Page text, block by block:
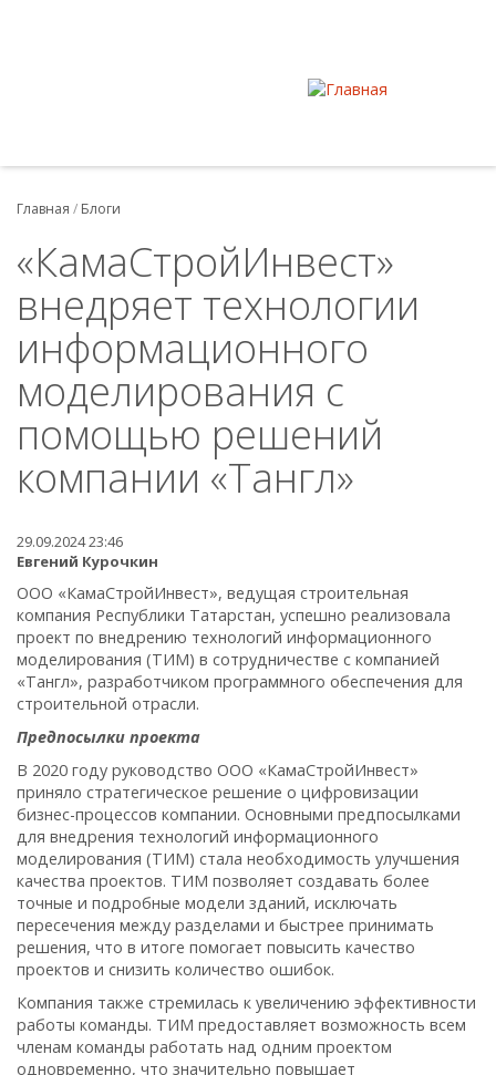
Главная / Блоги
«КамаСтройИнвест»
внедряет технологии
информационного
моделирования с
помощью решений
компании «Тангл»
29.09.2024 23:46
Евгений Курочкин
ООО «КамаСтройИнвест», ведущая строительная
компания Республики Татарстан, успешно реализовала
проект по внедрению технологий информационного
моделирования (ТИМ) в сотрудничестве с компанией
«Тангл», разработчиком программного обеспечения для
строительной отрасли.
Предпосылки проекта
В 2020 году руководство ООО «КамаСтройИнвест»
приняло стратегическое решение о цифровизации
бизнес-процессов компании. Основными предпосылками
для внедрения технологий информационного
моделирования (ТИМ) стала необходимость улучшения
качества проектов. ТИМ позволяет создавать более
точные и подробные модели зданий, исключать
пересечения между разделами и быстрее принимать
решения, что в итоге помогает повысить качество
проектов и снизить количество ошибок.
Компания также стремилась к увеличению эффективности
работы команды. ТИМ предоставляет возможность всем
членам команды работать над одним проектом
одновременно, что значительно повышает